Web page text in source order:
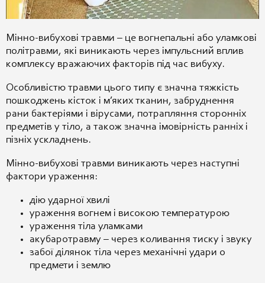
Мінно-вибухові травми – це вогнепальні або уламкові
політравми, які виникають через імпульсний вплив
комплексу вражаючих факторів під час вибуху.
Особливістю травми цього типу є значна тяжкість
пошкоджень кісток і м’яких тканин, забруднення
рани бактеріями і вірусами, потрапляння сторонніх
предметів у тіло, а також значна імовірність ранніх і
пізніх ускладнень.
Мінно-вибухові травми виникають через наступні
фактори ураження:
дію ударної хвилі
ураження вогнем і високою температурою
ураження тіла уламками
акубаротравму – через коливання тиску і звуку
забої ділянок тіла через механічні удари о
предмети і землю